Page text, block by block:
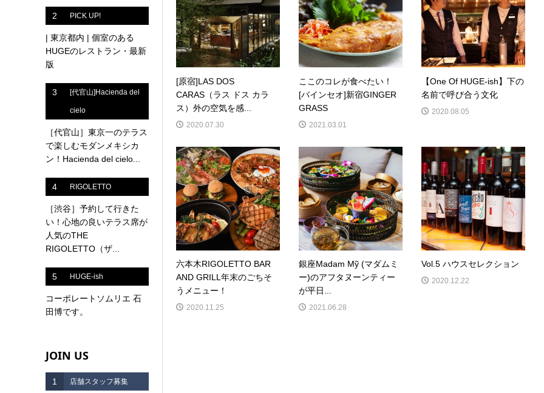
[原宿]LAS DOS
CARAS（ラス ドス カラ
ス）外の空気を感...
2020.07.30
ここのコレが食べたい！
[バインセオ]新宿GINGER
GRASS
2021.03.01
【One Of HUGE-ish】下の
名前で呼び合う文化
2020.08.05
六本木RIGOLETTO BAR
AND GRILL年末のごちそ
うメニュー！
2020.11.25
銀座Madam Mỹ (マダムミ
ー)のアフタヌーンティー
が平日...
2021.06.28
Vol.5 ハウスセレクション
2020.12.22
2 PICK UP!
| 東京都内 | 個室のある
HUGEのレストラン・最新
版
3 [代官山]Hacienda del
cielo
［代官山］東京一のテラス
で楽しむモダンメキシカ
ン！Hacienda del cielo...
4 RIGOLETTO
［渋谷］予約して行きた
い！心地の良いテラス席が
人気のTHE
RIGOLETTO（ザ...
5 HUGE-ish
コーポレートソムリエ 石
田博です。
JOIN US
1 店舗スタッフ募集